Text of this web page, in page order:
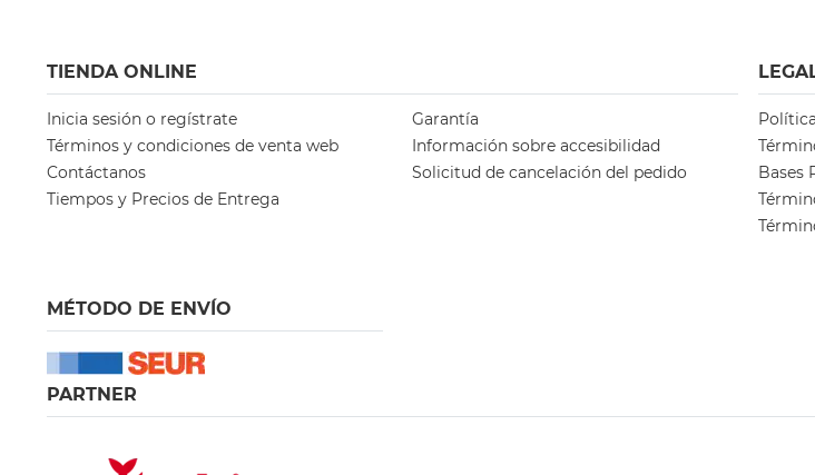
TIENDA ONLINE
Inicia sesión o regístrate
Términos y condiciones de venta web
Contáctanos
Tiempos y Precios de Entrega
Garantía
Información sobre accesibilidad
Solicitud de cancelación del pedido
Bases
MÉTODO DE ENVÍO
PARTNER